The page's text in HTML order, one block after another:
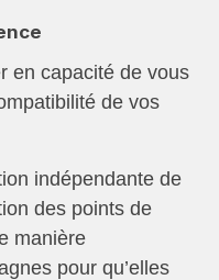
en capacité de vous
de vos
indépendante de
des points de
manière
pour qu’elles